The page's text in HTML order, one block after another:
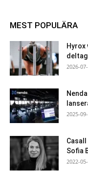
MEST POPULÄRA
Hyrox
2026-
2025-
Sofia
2022-